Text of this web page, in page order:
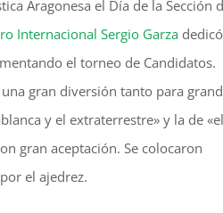
Aragonesa el Día de la Sección
Internacional Sergio Garza
el torneo de Candidatos.
gran diversión tanto para
y el extraterrestre» y la de «el
gran aceptación. Se colocaron
el ajedrez.